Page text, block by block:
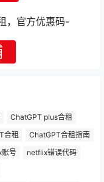
，官方优惠码-
ChatGPT plus合租
合租
ChatGPT合租指南
号
netflix错误代码